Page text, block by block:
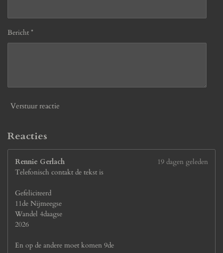
0
7
e
Bericht *
Verstuur reactie
Reacties
Rennie Gerlach
19 dagen geleden
Telefonisch contakt de tekst is
Gefeliciteerd
11de Nijmeegse
Wandel 4daagse
2026
En op de andere moet komen 9de